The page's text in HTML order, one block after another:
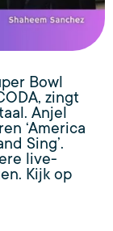
Bowl
zingt
Anjel
‘America
Sing’.
live-
Kijk op